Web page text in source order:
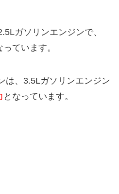
ガソリンエンジンで、
っています。
は、3.5Lガソリンエンジン
となっています。